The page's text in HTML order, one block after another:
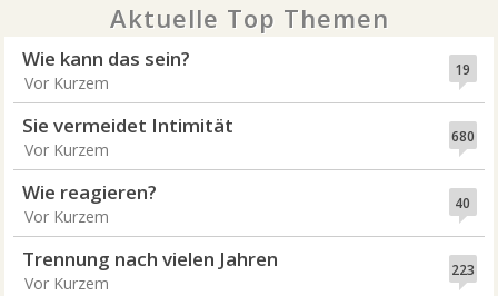
Aktuelle Top Themen
19
Wie kann das sein?
Vor Kurzem
680
Sie vermeidet Intimität
Vor Kurzem
40
Wie reagieren?
Vor Kurzem
223
Trennung nach vielen Jahren
Vor Kurzem